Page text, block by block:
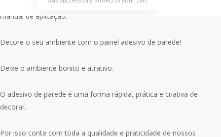
um ao lado do outro como um papel de parede e acompanha
manual de aplicação.
Decore o seu ambiente com o painel adesivo de parede!
Deixe o ambiente bonito e atrativo.
O adesivo de parede é uma forma rápida, prática e criativa de
decorar.
Por isso conte com toda a qualidade e praticidade de nossos